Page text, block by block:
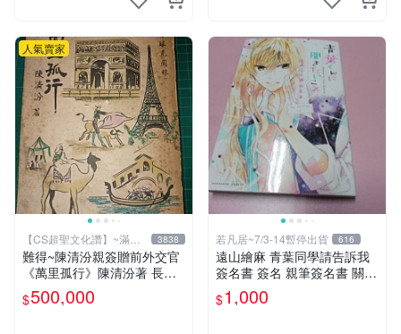
人氣賣家
【CS超聖文化讚】~滿千
元送運
3838
難得~陳清汾親簽贈前外交官
《萬里孤行》陳清汾著 長風
出版 民國45年初版 【CS超
聖文化讚】
$500,000
若凡居~7/3-14暫停出貨 616
遠山繪麻 青葉同學請告訴我
簽名書 簽名 親筆簽名書 關鍵
字： 四月一日同學命理缺我
$1,000